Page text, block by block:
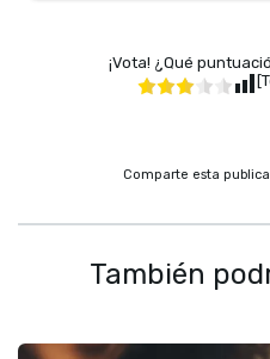
¡Vota! ¿Qué
Comparte esta
También